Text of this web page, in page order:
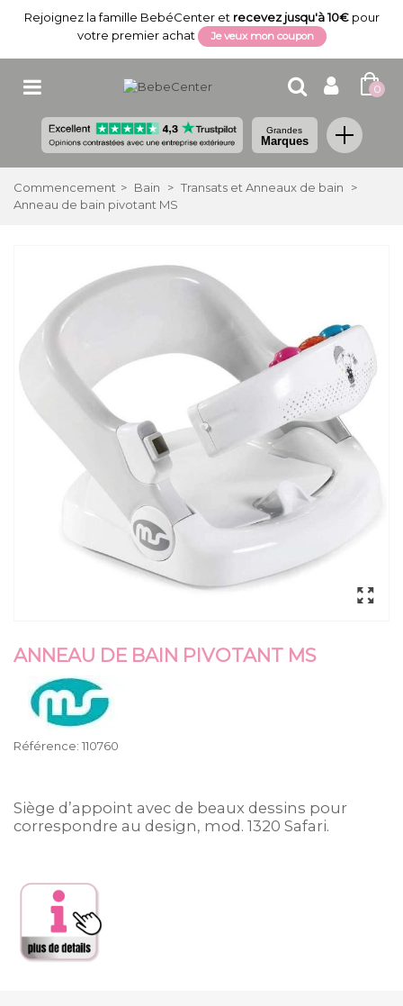
Rejoignez la famille BebéCenter et recevez jusqu'à 10€pour
votre premier achat
Je veux mon coupon
0
Grandes
Marques
Commencement > Bain > Transats et Anneaux de bain
>
Anneau de bain pivotant MS
ANNEAU DE BAIN PIVOTANT MS
Référence: 110760
Siège d’appoint avec de beaux dessins pour
correspondre au design, mod. 1320 Safari.